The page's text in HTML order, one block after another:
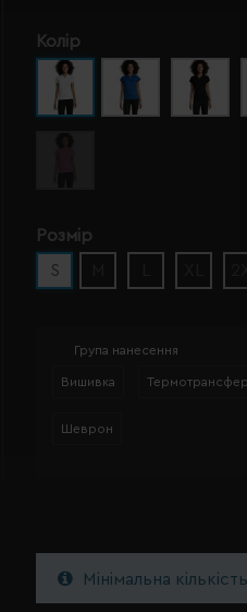
Колір
Розмір
S
Група нанесення
Вишивка
Шеврон
Мінімальна